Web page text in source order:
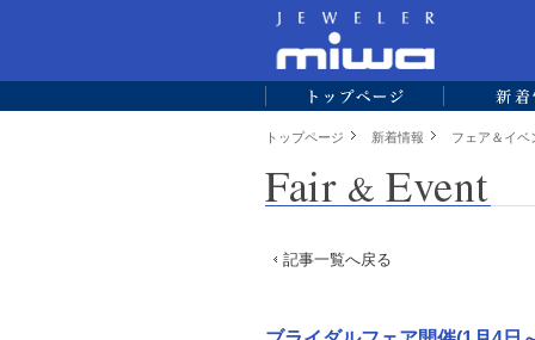
トップページ 新着情報 フェア＆イベ
記事一覧へ戻る